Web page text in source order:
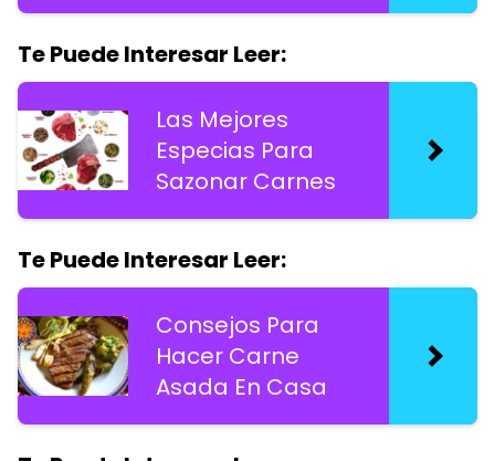
Te Puede Interesar Leer:
Las Mejores
Especias Para
Sazonar Carnes
Te Puede Interesar Leer:
Consejos Para
Hacer Carne
Asada En Casa